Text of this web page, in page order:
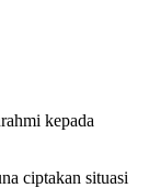
kepada
ciptakan situasi